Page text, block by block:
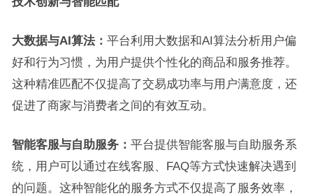
大数据与AI算法： 平台利用大数据和AI算法分析用户偏
好和行为习惯，为用户提供个性化的商品和服务推荐。
这种精准匹配不仅提高了交易成功率与用户满意度，还
促进了商家与消费者之间的有效互动。
智能客服与自助服务： 平台提供智能客服与自助服务系
统，用户可以通过在线客服、FAQ等方式快速解决遇到
的问题。这种智能化的服务方式不仅提高了服务效率，